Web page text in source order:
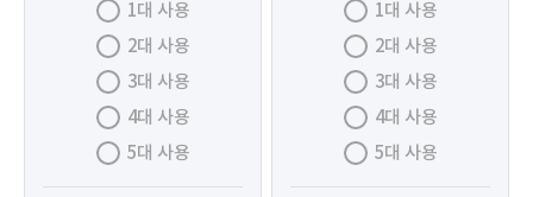
1대 사용
2대 사용
3대 사용
4대 사용
5대 사용
1대 사용
2대 사용
3대 사용
4대 사용
5대 사용